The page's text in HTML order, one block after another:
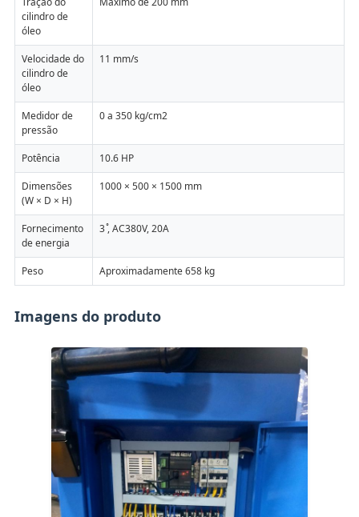
cilindro de
óleo
Velocidade do
cilindro de
óleo
11 mm/s
Medidor de
pressão
0 a 350 kg/cm2
Potência 10.6 HP
Dimensões
(W × D × H)
1000 × 500 × 1500 mm
Fornecimento
de energia
3 ̊, AC380V, 20A
Peso Aproximadamente 658 kg
Imagens do produto